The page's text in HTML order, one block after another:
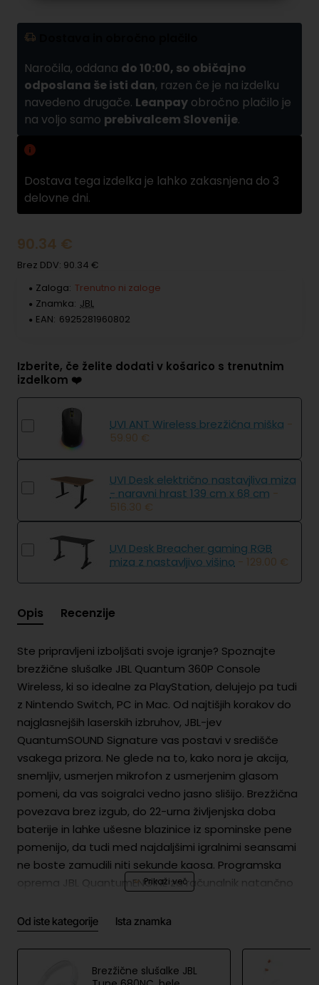
Naročila, oddana do 10:00, so običajno
odposlana še isti dan, razen če je na izdelku
navedeno drugače. Leanpay obročno plačilo je
na voljo samo prebivalcem Slovenije.
Dostava tega izdelka je lahko zakasnjena do 3
delovne dni.
90.34 €
Brez DDV: 90.34 €
Zaloga: Trenutno ni zaloge
Znamka: JBL
EAN: 6925281960802
Izberite, če želite dodati v košarico s trenutnim
izdelkom ❤️
UVI ANT Wireless brezžična miška -
59.90 €
UVI Desk električno nastavjliva miza
- naravni hrast 139 cm x 68 cm -
516.30 €
UVI Desk Breacher gaming RGB
miza z nastavljivo višino - 129.00 €
Opis Recenzije
Ste pripravljeni izboljšati svoje igranje? Spoznajte
brezžične slušalke JBL Quantum 360P Console
Wireless, ki so idealne za PlayStation, delujejo pa tudi
z Nintendo Switch, PC in Mac. Od najtišjih korakov do
najglasnejših laserskih izbruhov, JBL-jev
QuantumSOUND Signature vas postavi v središče
vsakega prizora. Ne glede na to, kako nora je akcija,
snemljiv, usmerjen mikrofon z usmerjenim glasom
pomeni, da vas soigralci vedno jasno slišijo. Brezžična
povezava brez izgub, do 22-urna življenjska doba
baterije in lahke ušesne blazinice iz spominske pene
pomenijo, da tudi med najdaljšimi igralnimi seansami
ne boste zamudili niti sekunde kaosa. Programska
oprema JBL QuantumENGINE za računalnik natančno
nasprotniki ne bodo vedeli, kaj jih je zadelo.
Varnost izdelka
Od iste kategorije Ista znamka
Brezžične slušalke JBL